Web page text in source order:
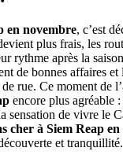
en novembre, c’est
plus frais, les
rythme après la
de bonnes affaires et
rue. Ce moment de
encore plus agréable
sensation de vivre le
cher à Siem Reap
et tranquillité.